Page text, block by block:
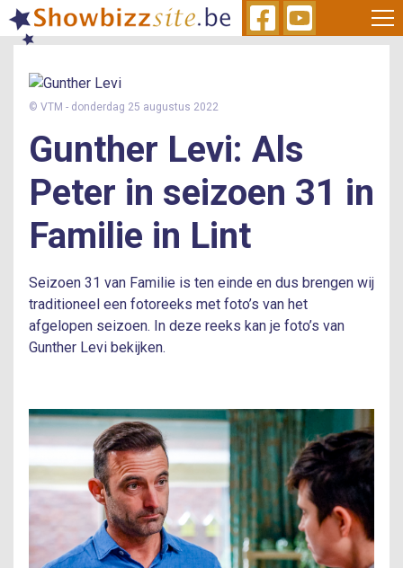
Skip
to
© VTM - donderdag 25 augustus 2022
Gunther Levi Als
Peter in seizoen 31 in
Familie in Lint
Seizoen 31 van Familie is ten einde en dus brengen wij
traditioneel een fotoreeks met foto’s van het
afgelopen seizoen. In deze reeks kan je foto’s van
Gunther Levi bekijken.